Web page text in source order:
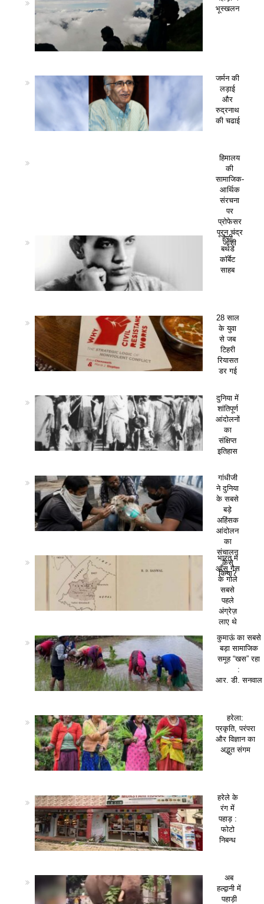
भूस्खलन
जर्मन की
लड़ाई
और
रुद्रनाथ
की चढाई
हिमालय
की
सामाजिक-
आर्थिक
संरचना
पर
प्रोफेसर
पूरन चंद्र
जोशी
हैप्पी
बर्थडे
कॉर्बेट
साहब
28 साल
के युवा
से जब
टिहरी
रियासत
डर गई
दुनिया में
शांतिपूर्ण
आंदोलनों
का
संक्षिप्त
इतिहास
गांधीजी
ने दुनिया
के सबसे
बड़े
अहिंसक
आंदोलन
का
संचालन
कैसे
किया?
भारत में
आँसू गैस
के गोले
सबसे
पहले
अंग्रेज़
लाए थे
कुमाऊं का सबसे
बड़ा सामाजिक
समूह “खस” रहा
:
आर. डी. सनवाल
हरेला:
प्रकृति, परंपरा
और विज्ञान का
अद्भुत संगम
हरेले के
रंग में
पहाड़ :
फोटो
निबन्ध
अब
हल्द्वानी में
पहाड़ी